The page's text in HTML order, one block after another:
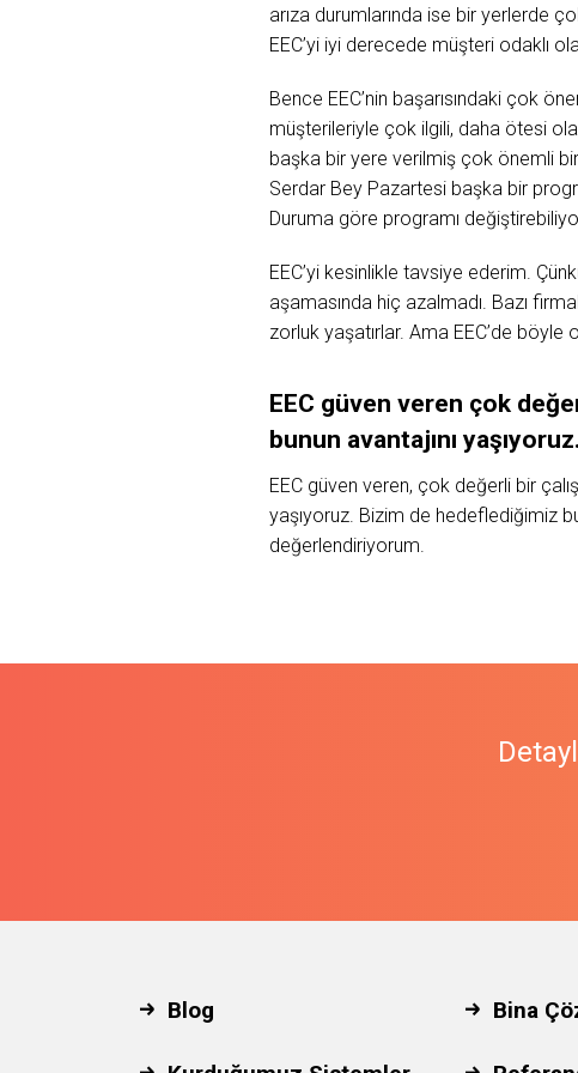
arıza durumlarında ise bir yerlerde
EEC’yi iyi derecede müşteri odaklı
Bence EEC’nin başarısındaki çok
müşterileriyle çok ilgili, daha ötesi
başka bir yere verilmiş çok önemli
Serdar Bey Pazartesi başka bir
Duruma göre programı
EEC’yi kesinlikle tavsiye ederim.
aşamasında hiç azalmadı. Bazı
zorluk yaşatırlar. Ama EEC’de böyle
EEC güven veren çok
bunun avantajını yaşıyoruz.
EEC güven veren, çok değerli bir
yaşıyoruz. Bizim de hedeflediğimiz
değerlendiriyorum.
Blog Bina